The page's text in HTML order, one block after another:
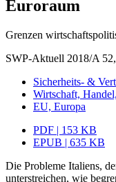
Euroraum
Grenzen
SWP-Aktuell 2018/A
Sicherheits- &
Wirtschaft,
EU, Europa
PDF | 153 KB
EPUB | 635 KB
Die Probleme Italiens,
unterstreichen, wie